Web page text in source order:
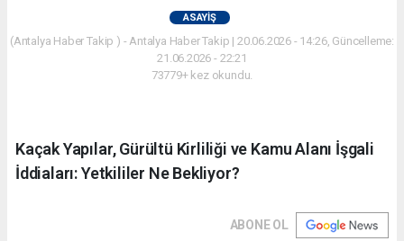
ASAYIŞ
(Antalya Haber Takip ) - Antalya Haber Takip | 20.06.2026 - 14:26, Güncelleme:
21.06.2026 - 22:21
73779+ kez okundu.
Kaçak Yapılar, Gürültü Kirliliği ve Kamu Alanı İşgali
İddiaları: Yetkililer Ne Bekliyor?
ABONE OL